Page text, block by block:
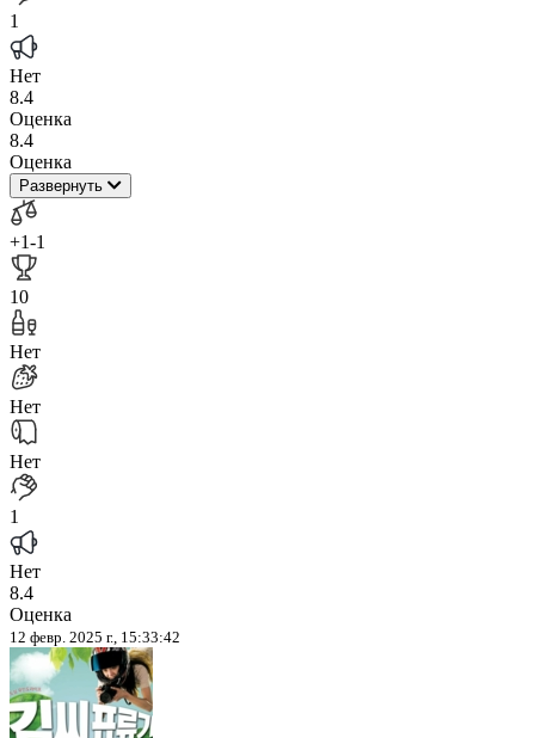
1
Нет
8.4
Оценка
8.4
Оценка
Развернуть
+1-1
10
Нет
Нет
Нет
1
Нет
8.4
Оценка
12 февр. 2025 г., 15:33:42